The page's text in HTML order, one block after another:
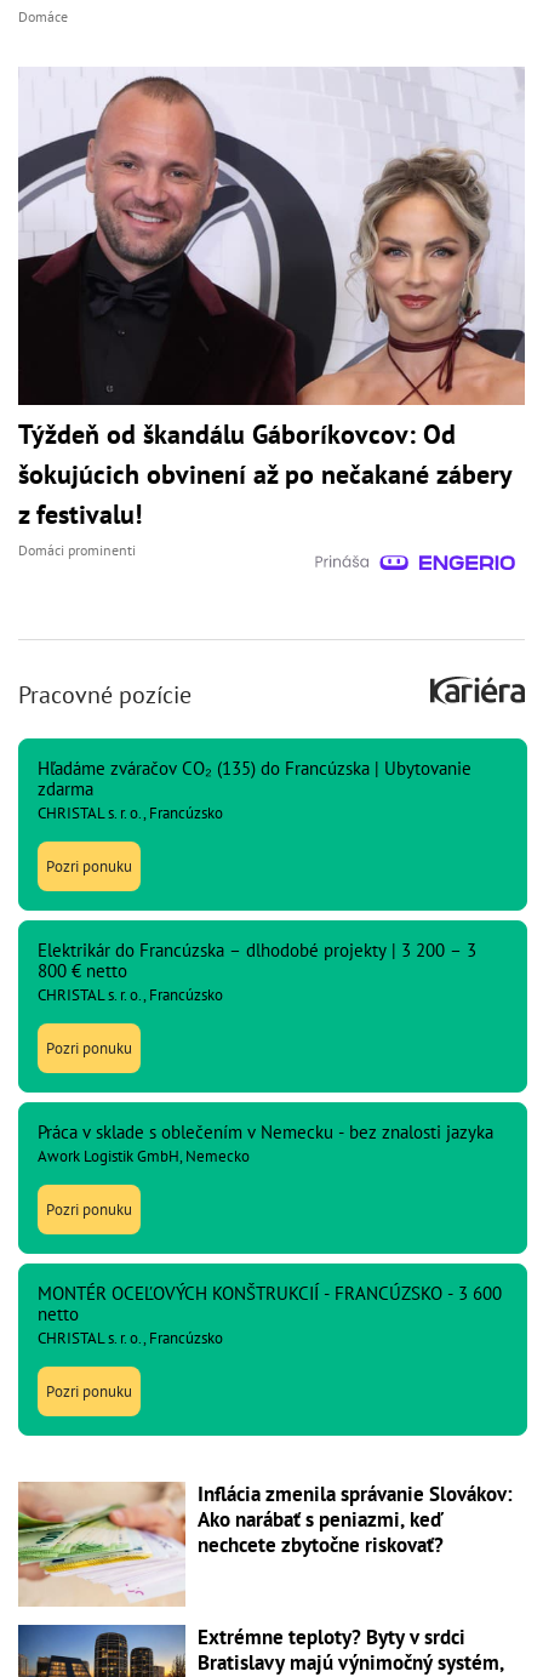
Domáce
Týždeň od škandálu Gáboríkovcov: Od
šokujúcich obvinení až po nečakané zábery
z festivalu!
Domáci prominenti
Pracovné pozície
Hľadáme zváračov CO₂ (135) do Francúzska | Ubytovanie
zdarma
CHRISTAL s. r. o., Francúzsko
Pozri ponuku
Elektrikár do Francúzska – dlhodobé projekty | 3 200 – 3
800 € netto
CHRISTAL s. r. o., Francúzsko
Pozri ponuku
Práca v sklade s oblečením v Nemecku - bez znalosti jazyka
Awork Logistik GmbH, Nemecko
Pozri ponuku
MONTÉR OCEĽOVÝCH KONŠTRUKCIÍ - FRANCÚZSKO - 3 600
netto
CHRISTAL s. r. o., Francúzsko
Pozri ponuku
Inflácia zmenila správanie Slovákov:
Ako narábať s peniazmi, keď
nechcete zbytočne riskovať?
Extrémne teploty? Byty v srdci
Bratislavy majú výnimočný systém,